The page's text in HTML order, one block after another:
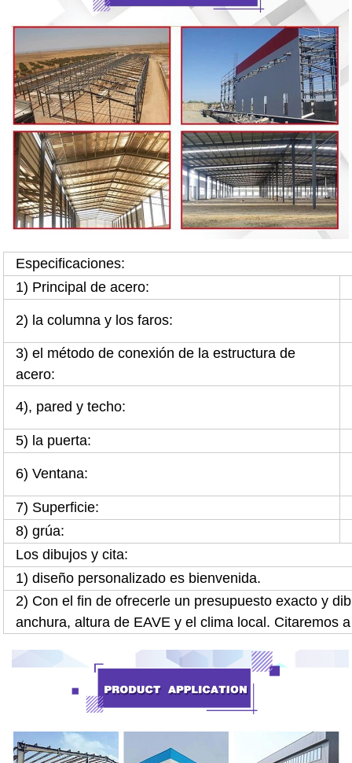
Especificaciones:
1) Principal de acero:
2) la columna y los faros:
3) el método de conexión de la estructura de
acero:
4), pared y techo:
5) la puerta:
6) Ventana:
7) Superficie:
8) grúa:
Los dibujos y cita:
1) diseño personalizado es bienvenida.
2) Con el fin de ofrecerle un presupuesto exacto y
anchura, altura de EAVE y el clima local. Citaremos